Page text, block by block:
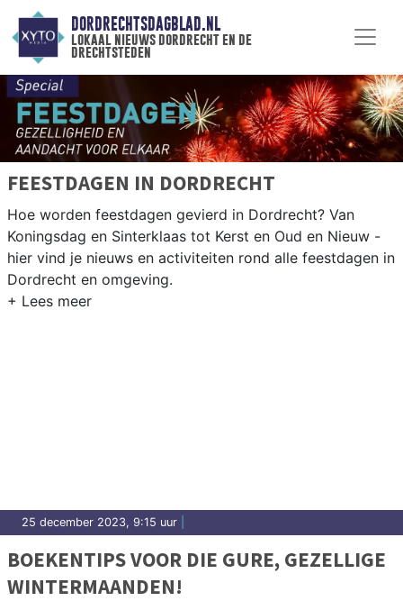
DORDRECHTSDAGBLAD.NL
lokaal nieuws dordrecht en de
drechtsteden
FEESTDAGEN IN DORDRECHT
Hoe worden feestdagen gevierd in Dordrecht? Van
Koningsdag en Sinterklaas tot Kerst en Oud en Nieuw -
hier vind je nieuws en activiteiten rond alle feestdagen in
Dordrecht en omgeving.
25 december 2023, 9:15 uur
BOEKENTIPS VOOR DIE GURE, GEZELLIGE
WINTERMAANDEN!